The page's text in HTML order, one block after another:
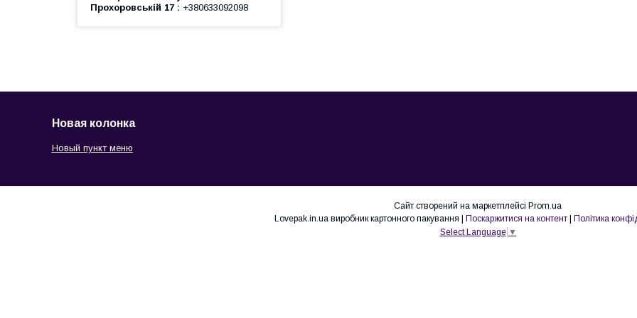
Прохоровській 17
+380633092098
Новая колонка
Новый пункт меню
Сайт створений на маркетплейсі Prom.ua
Lovepak.in.ua виробник картонного пакування | Поскаржитися на контент | Політика
Select Language ▼